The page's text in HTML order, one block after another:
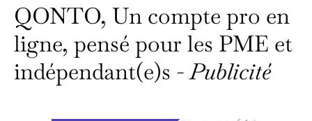
QONTO, Un compte pro en
ligne, pensé pour les PME et
indépendant(e)s -Publicité